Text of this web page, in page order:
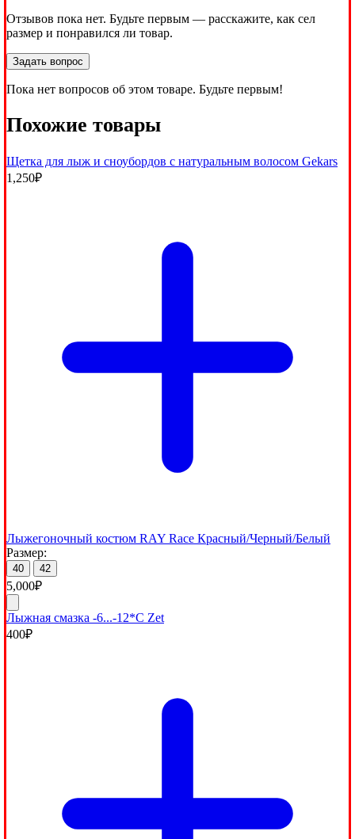
Отзывов пока нет. Будьте первым — расскажите, как сел
размер и понравился ли товар.
Задать вопрос
Пока нет вопросов об этом товаре. Будьте первым!
Похожие товары
Щетка для лыж и сноубордов с натуральным волосом Gekars
1,250₽
Лыжегоночный костюм RAY Race Красный/Черный/Белый
Размер:
40 42
5,000₽
Лыжная смазка -6...-12*С Zet
400₽